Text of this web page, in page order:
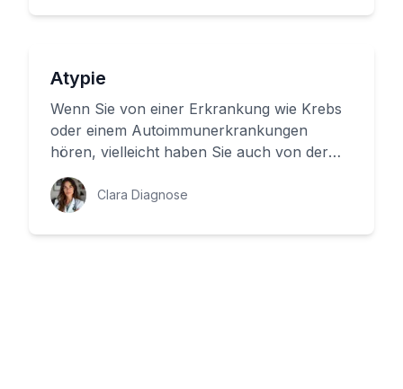
Atypie
Wenn Sie von einer Erkrankung wie Krebs
oder einem Autoimmunerkrankungen
hören, vielleicht haben Sie auch von der
Atypie gehört. Aber was ist das eige...
Clara Diagnose